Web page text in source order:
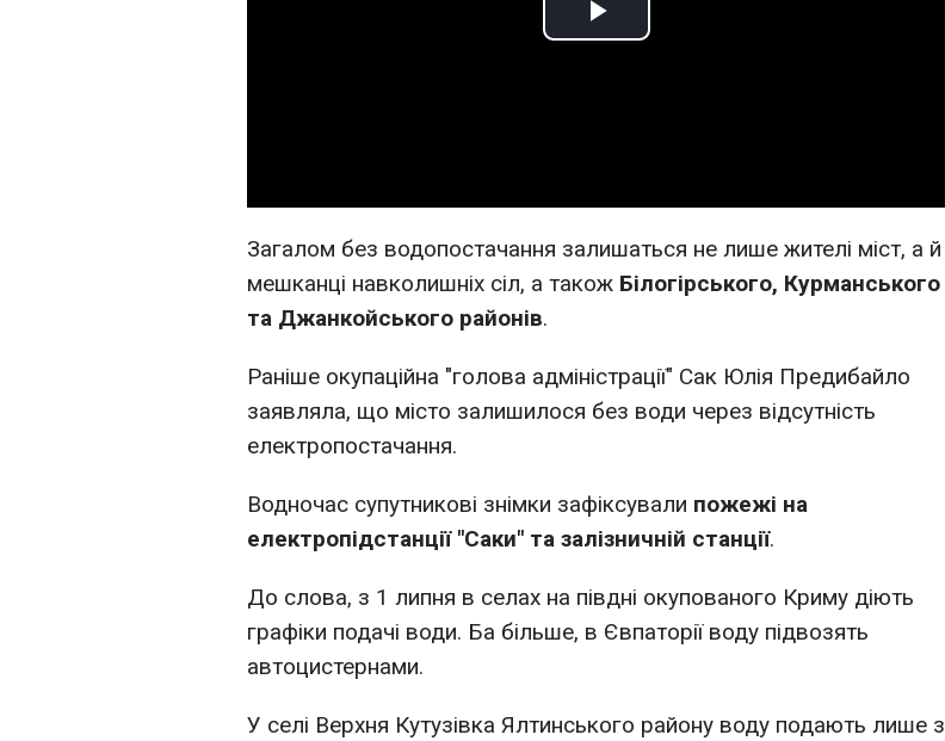
Play
Загалом без водопостачання залишаться не лише жителі міст, а й
мешканці навколишніх сіл, а також Білогірського, Курманського
та Джанкойського районів.
Раніше окупаційна "голова адміністрації" Сак Юлія Предибайло
заявляла, що місто залишилося без води через відсутність
електропостачання.
Водночас супутникові знімки зафіксували пожежі на
електропідстанції "Саки" та залізничній станції.
До слова, з 1 липня в селах на півдні окупованого Криму діють
графіки подачі води. Ба більше, в Євпаторії воду підвозять
автоцистернами.
У селі Верхня Кутузівка Ялтинського району воду подають лише з